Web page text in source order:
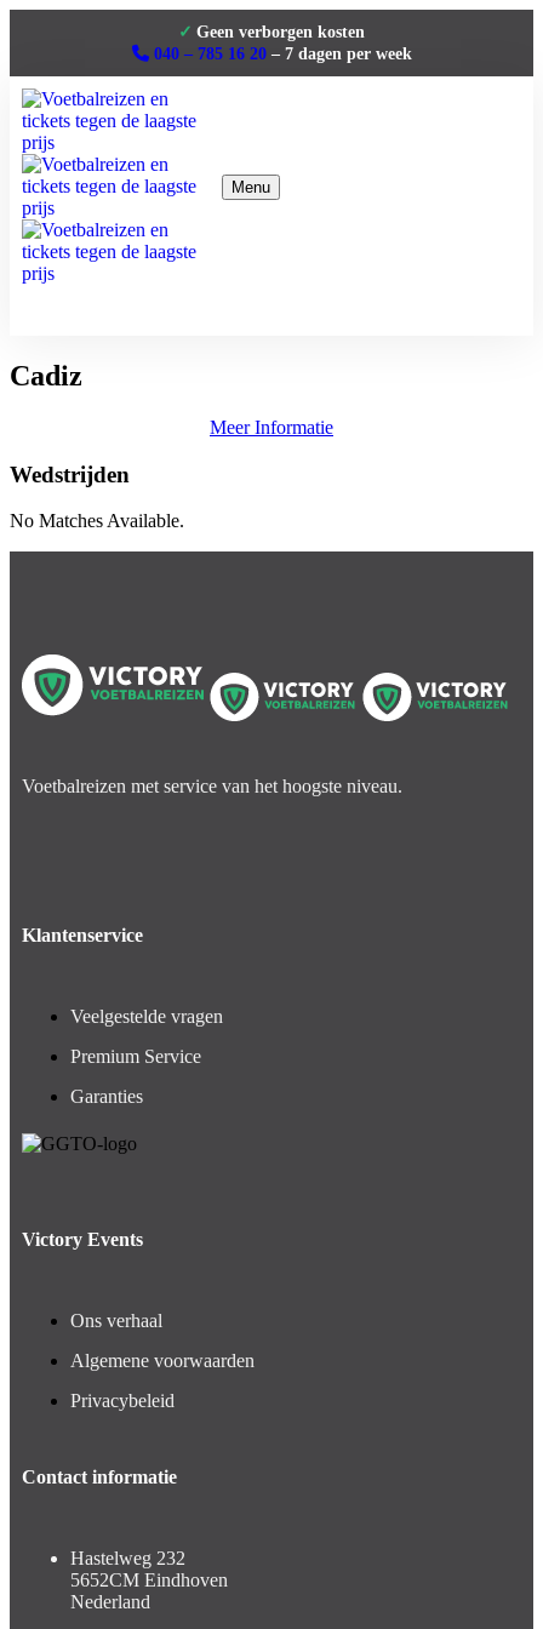
040 – 785 16 20– 7 dagen per week
Menu
Serie A
Cadiz
Meer Informatie
Wedstrijden
No Matches Available.
Voetbalreizen met service van het hoogste niveau.
Klantenservice
Veelgestelde vragen
Premium Service
Garanties
Victory Events
Ons verhaal
Algemene voorwaarden
Privacybeleid
Contact informatie
Hastelweg 232
5652CM Eindhoven
Nederland